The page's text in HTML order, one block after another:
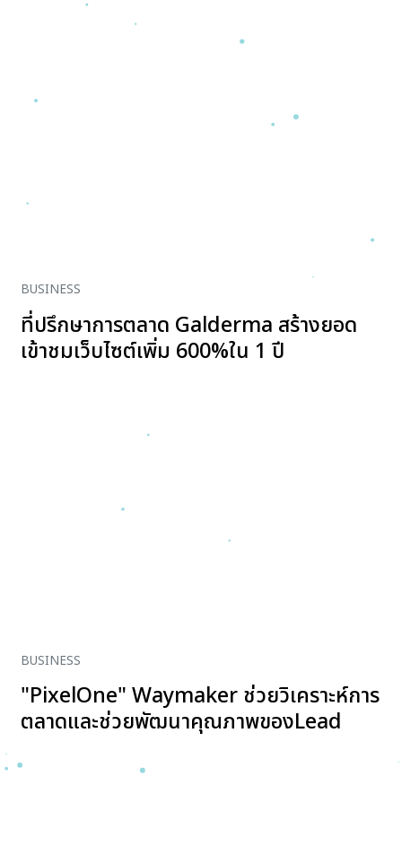
BUSINESS
ที่ปรึกษาการตลาด Galderma สร้างยอด
เข้าชมเว็บไซต์เพิ่ม 600%ใน 1 ปี
BUSINESS
"PixelOne" Waymaker ช่วยวิเคราะห์การ
ตลาดและช่วยพัฒนาคุณภาพของLead